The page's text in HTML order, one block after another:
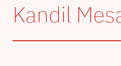
Kandil